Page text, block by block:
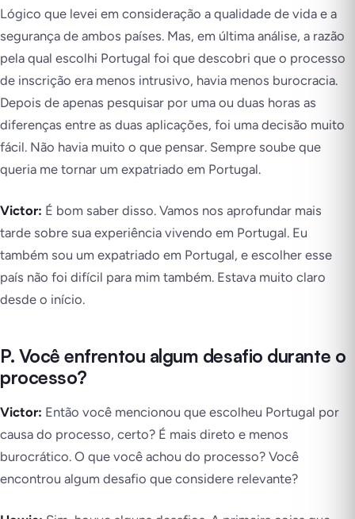
Lógico que levei em consideração a qualidade de vida e a
segurança de ambos países. Mas, em última análise, a razão
pela qual escolhi Portugal foi que descobri que o processo
de inscrição era menos intrusivo, havia menos burocracia.
Depois de apenas pesquisar por uma ou duas horas as
diferenças entre as duas aplicações, foi uma decisão muito
fácil. Não havia muito o que pensar. Sempre soube que
queria me tornar um expatriado em Portugal.
Victor: É bom saber disso. Vamos nos aprofundar mais
tarde sobre sua experiência vivendo em Portugal. Eu
também sou um expatriado em Portugal, e escolher esse
país não foi difícil para mim também. Estava muito claro
desde o início.
P. Você enfrentou algum desafio durante o
processo?
Victor: Então você mencionou que escolheu Portugal por
causa do processo, certo? É mais direto e menos
burocrático. O que você achou do processo? Você
encontrou algum desafio que considere relevante?